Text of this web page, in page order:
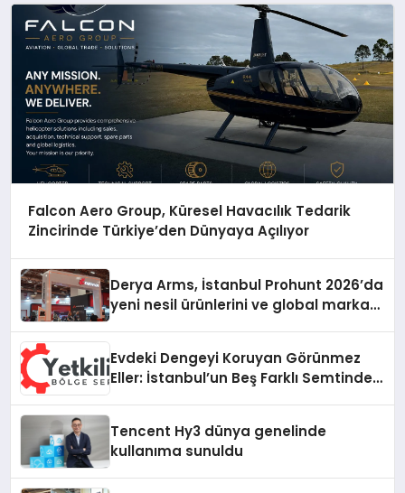
Falcon Aero Group, Küresel Havacılık Tedarik
Zincirinde Türkiye’den Dünyaya Açılıyor
Derya Arms, İstanbul Prohunt 2026’da
yeni nesil ürünlerini ve global marka
Evdeki Dengeyi Koruyan Görünmez
Eller: İstanbul’un Beş Farklı Semtinde
Tencent Hy3 dünya genelinde
kullanıma sunuldu